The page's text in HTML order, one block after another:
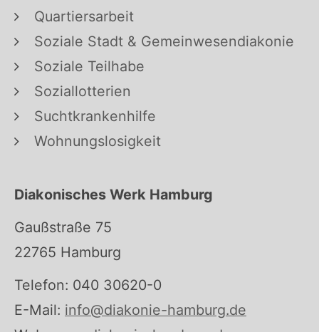
Quartiersarbeit
Soziale Stadt & Gemeinwesendiakonie
Soziale Teilhabe
Soziallotterien
Suchtkrankenhilfe
Wohnungslosigkeit
Diakonisches Werk Hamburg
Gaußstraße 75
22765 Hamburg
Telefon: 040 30620-0
E-Mail: info@diakonie-hamburg.de